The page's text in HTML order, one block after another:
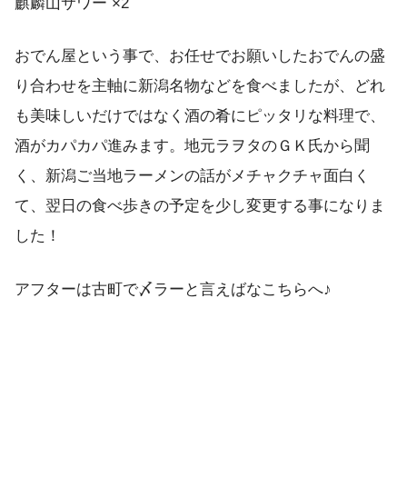
おでん屋という事で、お任せでお願いしたおでんの盛
り合わせを主軸に新潟名物などを食べましたが、どれ
も美味しいだけではなく酒の肴にピッタリな料理で、
酒がカパカパ進みます。地元ラヲタのＧＫ氏から聞
く、新潟ご当地ラーメンの話がメチャクチャ面白く
て、翌日の食べ歩きの予定を少し変更する事になりま
した！
アフターは古町で〆ラーと言えばなこちらへ♪